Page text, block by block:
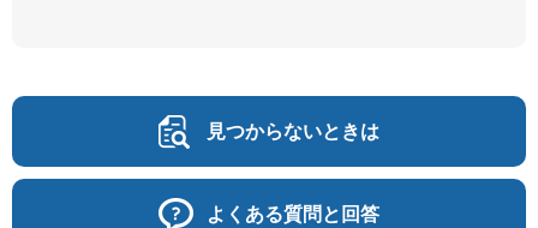
見つからないときは
よくある質問と回答